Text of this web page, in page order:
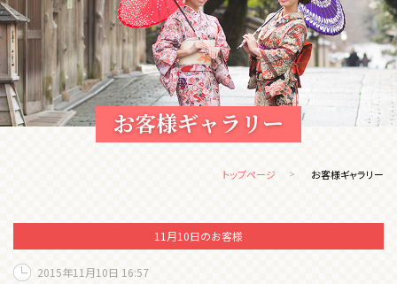
お客様ギャラリー
トップページ お客様ギャラリー
11月10日のお客様
2015年11月10日 16:57